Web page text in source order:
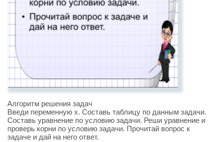
Алгоритм решения задач
Введи переменную х. Составь таблицу по данным задачи.
Составь уравнение по условию задачи. Реши уравнение и
проверь корни по условию задачи. Прочитай вопрос к
задаче и дай на него ответ.